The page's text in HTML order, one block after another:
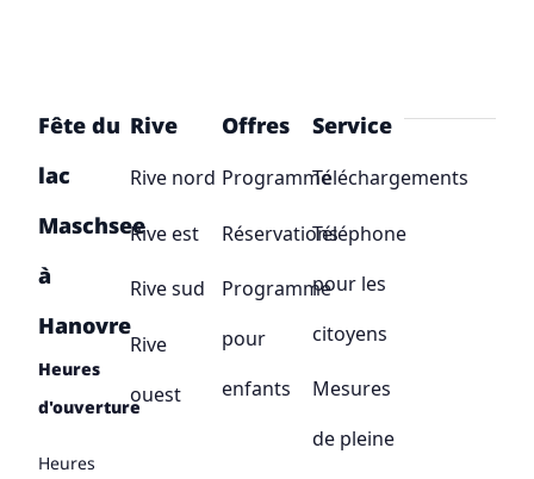
Fête du
lac
Maschsee
à
Hanovre
Heures
d'ouverture
Heures
Rive
Rive nord
Rive est
Rive sud
Rive
ouest
Offres
Programme
Réservations
Programme
pour
enfants
Service
Téléchargements
Téléphone
pour les
citoyens
Mesures
de pleine